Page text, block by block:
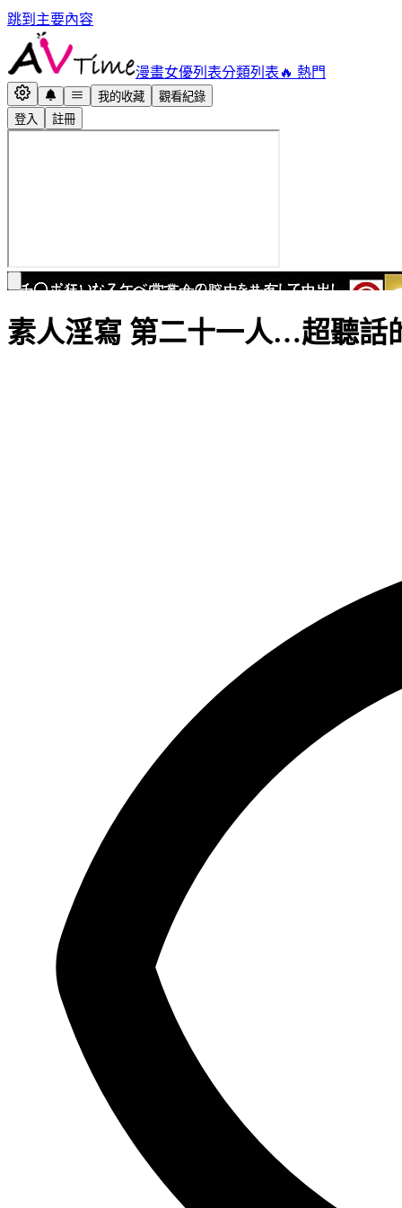
跳到主要內容
漫畫女優列表分類列表 🔥 熱門
我的收藏
觀看紀錄
登入
註冊
素人淫寫 第二十一人…超聽話